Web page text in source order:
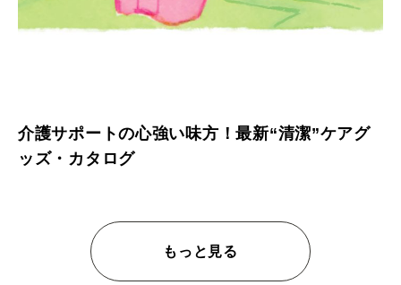
介護サポートの心強い味方！最新“清潔”ケアグ
ッズ・カタログ
もっと見る